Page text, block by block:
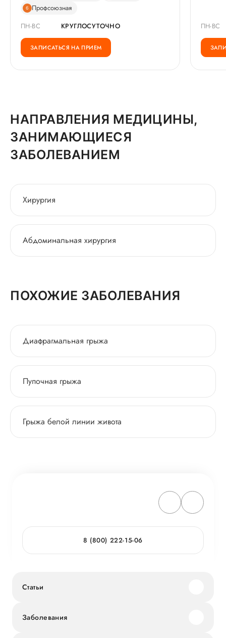
6
Профсоюзная
ПН-ВС
КРУГЛОСУТОЧНО
ЗАПИСАТЬСЯ НА ПРИЕМ
ПН-ВС
НАПРАВЛЕНИЯ МЕДИЦИНЫ,
ЗАНИМАЮЩИЕСЯ
ЗАБОЛЕВАНИЕМ
Хирургия
Абдоминальная хирургия
ПОХОЖИЕ ЗАБОЛЕВАНИЯ
Диафрагмальная грыжа
Пупочная грыжа
Грыжа белой линии живота
8 (800) 222-15-06
Статьи
Заболевания